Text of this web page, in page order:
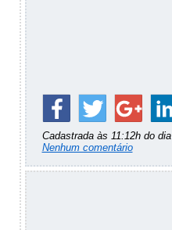
Cadastrada às 11:12h do dia
Nenhum comentário